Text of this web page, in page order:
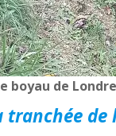
boyau de
tranchée